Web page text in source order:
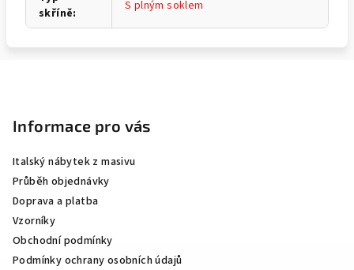
skříně: S plným soklem
Informace pro vás
Italský nábytek z masivu
Průběh objednávky
Doprava a platba
Vzorníky
Obchodní podmínky
Podmínky ochrany osobních údajů